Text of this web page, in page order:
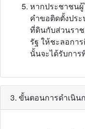
หากประชาชน
คำขอติดตั้งปร
ที่ดินกับส่วนรา
รัฐ ให้ชะลอกา
นั้นจะได้รับกา
3. ขั้นตอนการดำเนิน